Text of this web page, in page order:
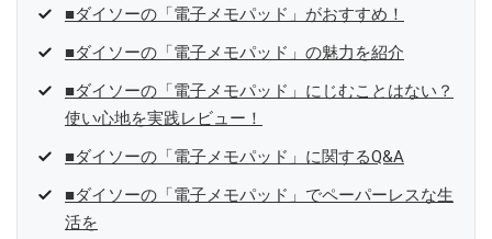
■ダイソーの「電子メモパッド」がおすすめ！
■ダイソーの「電子メモパッド」の魅力を紹介
■ダイソーの「電子メモパッド」にじむことはない？
使い心地を実践レビュー！
■ダイソーの「電子メモパッド」に関するQ&A
■ダイソーの「電子メモパッド」でペーパーレスな生
活を